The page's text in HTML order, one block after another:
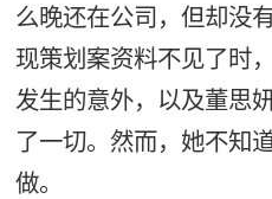
么晚还在公司，但却没
现策划案资料不见了时
发生的意外，以及董思
了一切。然而，她不知
做。